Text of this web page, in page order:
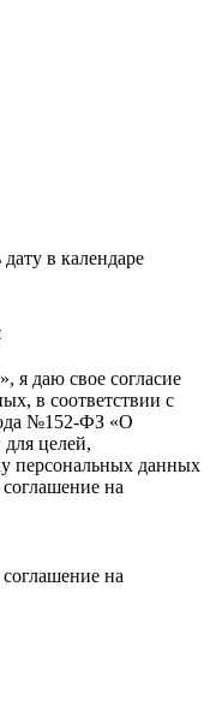
я даю свое согласие
в соответствии с
№152-ФЗ «О
целей,
персональных данных
на
на